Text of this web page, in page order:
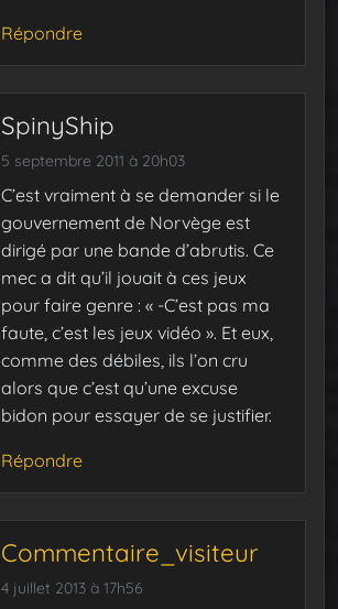
Répondre
SpinyShip
5 septembre 2011 à 20h03
C’est vraiment à se demander si le
gouvernement de Norvège est
dirigé par une bande d’abrutis. Ce
mec a dit qu’il jouait à ces jeux
pour faire genre : « -C’est pas ma
faute, c’est les jeux vidéo ». Et eux,
comme des débiles, ils l’on cru
alors que c’est qu’une excuse
bidon pour essayer de se justifier.
Répondre
Commentaire_visiteur
4 juillet 2013 à 17h56